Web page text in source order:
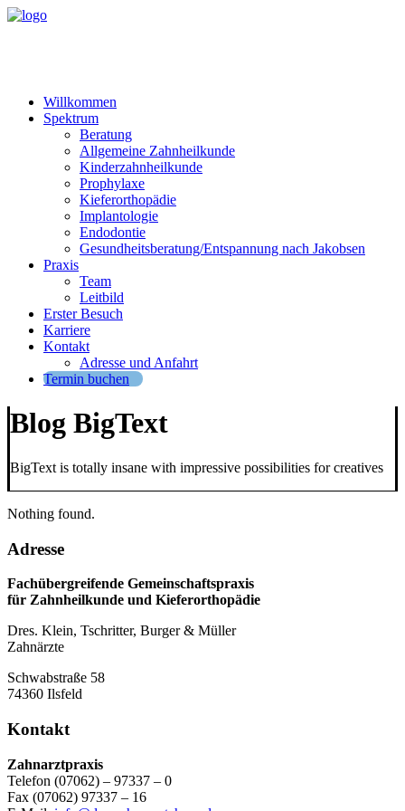
Willkommen
Spektrum
Beratung
Allgemeine Zahnheilkunde
Kinderzahnheilkunde
Prophylaxe
Kieferorthopädie
Implantologie
Endodontie
Gesundheitsberatung/Entspannung nach Jakobsen
Praxis
Team
Leitbild
Erster Besuch
Karriere
Kontakt
Adresse und Anfahrt
Termin buchen
Blog BigText
BigText is totally insane with impressive possibilities for creatives
Nothing found.
Adresse
Fachübergreifende Gemeinschaftspraxis
für Zahnheilkunde und Kieferorthopädie
Dres. Klein, Tschritter, Burger & Müller
Zahnärzte
Schwabstraße 58
74360 Ilsfeld
Kontakt
Zahnarztpraxis
Telefon (07062) – 97337 – 0
Fax (07062) 97337 – 16